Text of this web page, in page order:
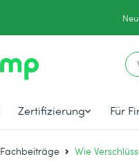
Zertifizierung Für
Fachbeiträge Wie